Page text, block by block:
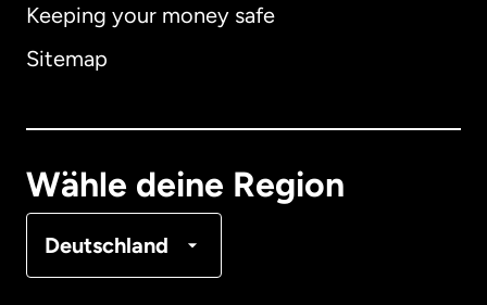
Keeping your money safe
Sitemap
Wähle deine Region
Deutschland
Australien